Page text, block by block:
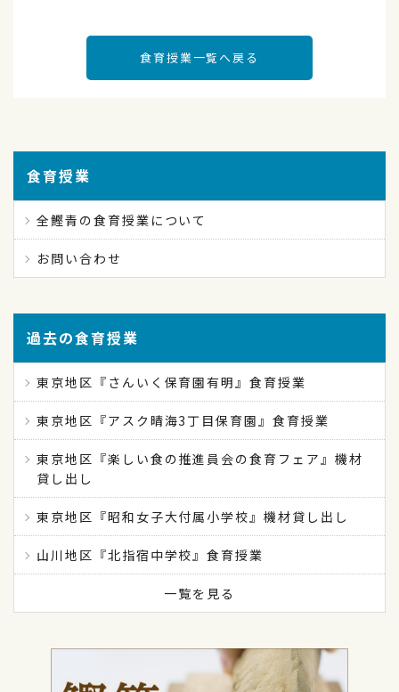
食育授業一覧へ戻る
食育授業
全鰹青の食育授業について
お問い合わせ
過去の食育授業
東京地区『さんいく保育園有明』食育授業
東京地区『アスク晴海3丁目保育園』食育授業
東京地区『楽しい食の推進員会の食育フェア』機材
貸し出し
東京地区『昭和女子大付属小学校』機材貸し出し
山川地区『北指宿中学校』食育授業
一覧を見る